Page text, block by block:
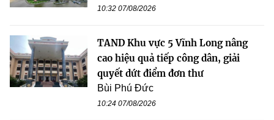
10:32 07/08/2026
TAND Khu vực 5 Vĩnh Long nâng
cao hiệu quả tiếp công dân, giải
quyết dứt điểm đơn thư
Bùi Phú Đức
10:24 07/08/2026